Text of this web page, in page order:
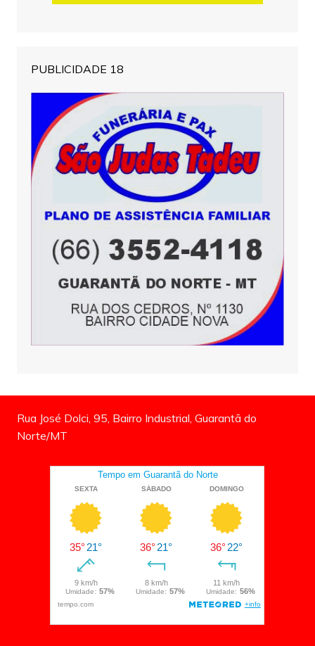
PUBLICIDADE 18
Rua José Dolci, 95, Bairro Industrial, Guarantã do
Norte/MT